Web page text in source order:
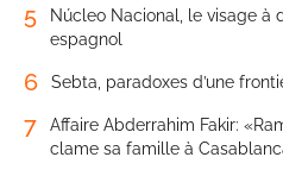
5
Núcleo Nacional, le visage à
espagnol
6 Sebta, paradoxes d’une
7
Affaire Abderrahim Fakir:
clame sa famille à